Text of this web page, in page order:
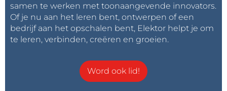
samen te werken met toonaangevende innovators.
Of je nu aan het leren bent, ontwerpen of een
bedrijf aan het opschalen bent, Elektor helpt je om
te leren, verbinden, creëren en groeien.
Word ook lid!